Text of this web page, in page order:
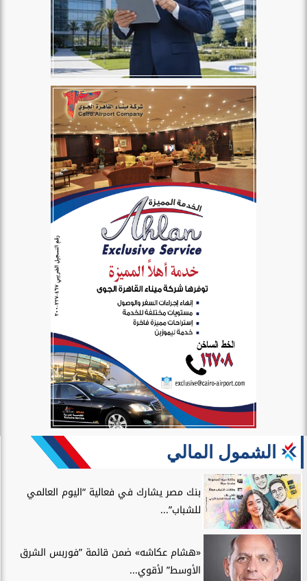
الشمول المالي
بنك مصر يشارك في فعالية “اليوم العالمي
للشباب”...
«هشام عكاشه» ضمن قائمة ”فوربس الشرق
الأوسط” لأقوي...